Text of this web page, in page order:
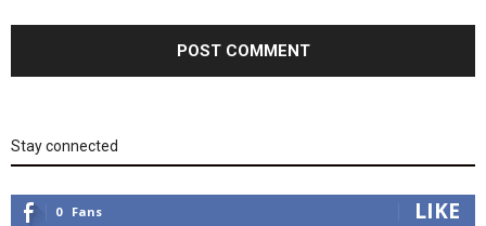
Stay connected
0 Fans LIKE